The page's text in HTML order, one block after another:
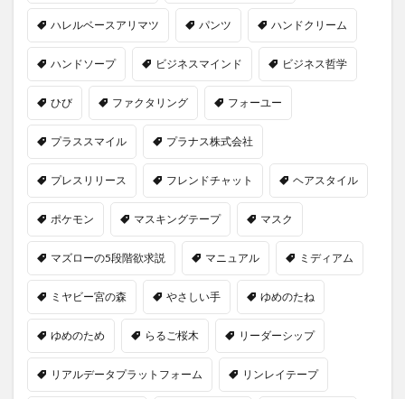
ハレルベースアリマツ パンツ ハンドクリーム
ハンドソープ ビジネスマインド ビジネス哲学
ひび ファクタリング フォーユー
プラススマイル プラナス株式会社
プレスリリース フレンドチャット ヘアスタイル
ポケモン マスキングテープ マスク
マズローの5段階欲求説 マニュアル ミディアム
ミヤビー宮の森 やさしい手 ゆめのたね
ゆめのため らるご桜木 リーダーシップ
リアルデータプラットフォーム リンレイテープ